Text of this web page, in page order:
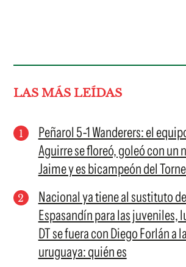
LAS MÁS LEÍDAS
Peñarol 5-1 Wanderers: el
Aguirre se floreó, goleó con un
Jaime y es bicampeón del
Nacional ya tiene al sustituto
Espasandín para las juveniles,
DT se fuera con Diego Forlán a
uruguaya: quién es